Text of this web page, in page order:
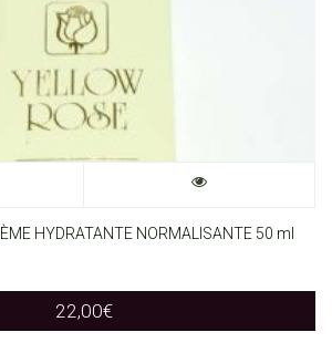
HYDRATANTE NORMALISANTE 50 ml
22,00€